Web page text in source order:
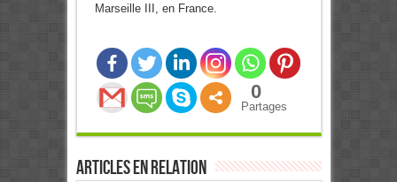
Marseille III, en France.
0
Partages
Articles en relation